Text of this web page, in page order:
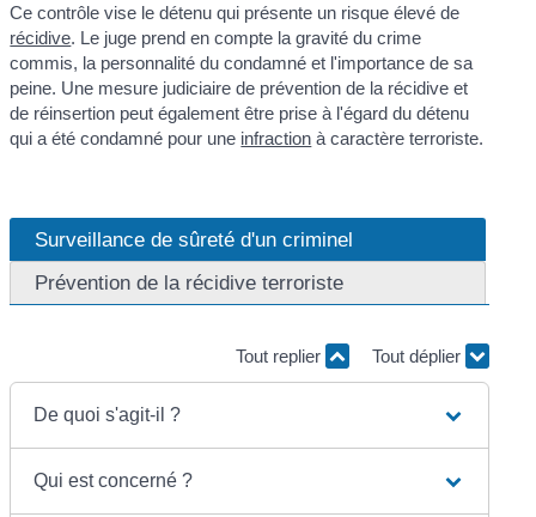
Ce contrôle vise le détenu qui présente un risque élevé de
récidive. Le juge prend en compte la gravité du crime
commis, la personnalité du condamné et l'importance de sa
peine. Une mesure judiciaire de prévention de la récidive et
de réinsertion peut également être prise à l'égard du détenu
qui a été condamné pour une infraction à caractère terroriste.
Surveillance de sûreté d'un criminel
Prévention de la récidive terroriste
Tout replier Tout déplier
De quoi s'agit-il ?
Qui est concerné ?